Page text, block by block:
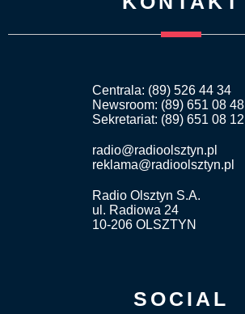
Centrala: (89) 526 44 34
Newsroom: (89) 651 08 48
Sekretariat: (89) 651 08 12
radio@radioolsztyn.pl
reklama@radioolsztyn.pl
Radio Olsztyn S.A.
ul. Radiowa 24
10-206 OLSZTYN
SOCIAL